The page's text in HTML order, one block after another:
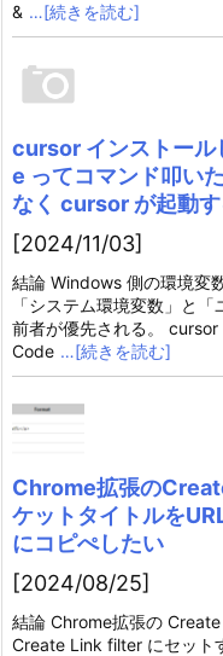
& …[続きを読む]
cursor インストー
e ってコマンド叩い
なく cursor が起動
[2024/11/03]
結論 Windows 側の環境変
「システム環境変数」と「
前者が優先される。
Code …[続きを読む]
Chrome拡張の
ケットタイトルを
にコピぺしたい
[2024/08/25]
結論 Chrome拡張の
Create Link filter にセット